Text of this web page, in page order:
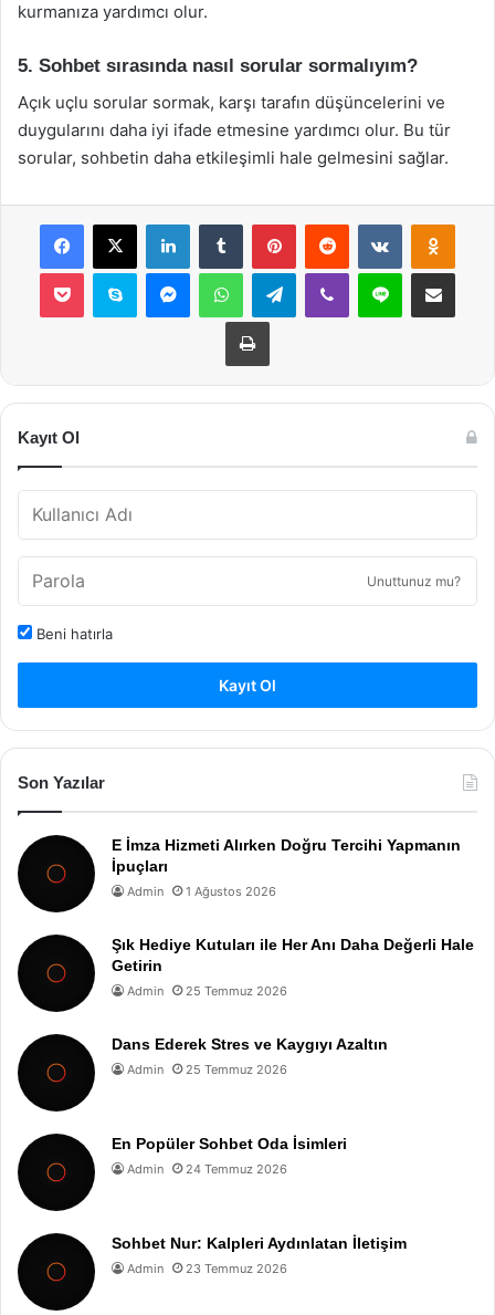
kurmanıza yardımcı olur.
5. Sohbet sırasında nasıl sorular sormalıyım?
Açık uçlu sorular sormak, karşı tarafın düşüncelerini ve
duygularını daha iyi ifade etmesine yardımcı olur. Bu tür
sorular, sohbetin daha etkileşimli hale gelmesini sağlar.
Facebook
X LinkedInTumblr PinterestReddit VKontakte
Pocket Skype MessengerWhatsAppTelegramViber Line E-Posta ile
Yazdır
Kayıt Ol
Unuttunuz mu?
Beni hatırla
Kayıt Ol
Son Yazılar
E İmza Hizmeti Alırken Doğru Tercihi Yapmanın
İpuçları
Admin 1 Ağustos 2026
Şık Hediye Kutuları ile Her Anı Daha Değerli Hale
Getirin
Admin 25 Temmuz 2026
Dans Ederek Stres ve Kaygıyı Azaltın
Admin 25 Temmuz 2026
En Popüler Sohbet Oda İsimleri
Admin 24 Temmuz 2026
Sohbet Nur: Kalpleri Aydınlatan İletişim
Admin 23 Temmuz 2026